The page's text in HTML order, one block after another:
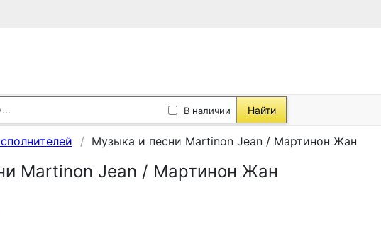
В наличии Найти
Музыка и песни Martinon Jean / Мартинон Жан
Martinon Jean / Мартинон Жан